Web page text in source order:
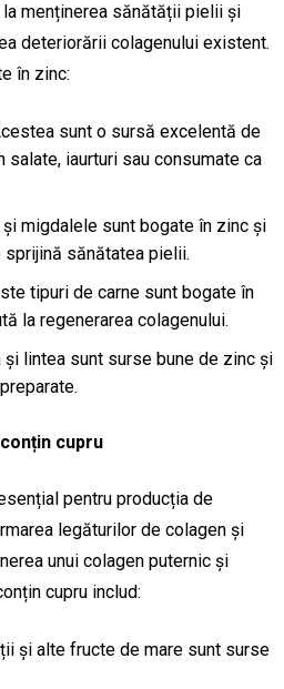
la menținerea sănătății pielii și
deteriorării colagenului existent.
în zinc:
sunt o sursă excelentă de
salate, iaurturi sau consumate ca
și migdalele sunt bogate în zinc și
sănătatea pielii.
tipuri de carne sunt bogate în
la regenerarea colagenului.
și lintea sunt surse bune de zinc și
cupru
pentru producția de
legăturilor de colagen și
unui colagen puternic și
cupru includ:
și alte fructe de mare sunt surse